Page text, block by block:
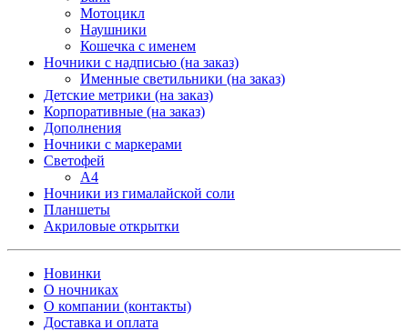
Мотоцикл
Наушники
Кошечка с именем
Ночники с надписью (на заказ)
Именные светильники (на заказ)
Детские метрики (на заказ)
Корпоративные (на заказ)
Дополнения
Ночники с маркерами
Светофей
А4
Ночники из гималайской соли
Планшеты
Акриловые открытки
Новинки
О ночниках
О компании (контакты)
Доставка и оплата